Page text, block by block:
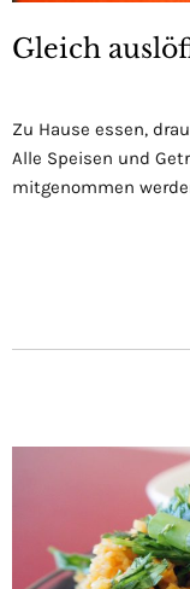
Gleich
Zu Hause essen,
Alle Speisen und
mitgenommen